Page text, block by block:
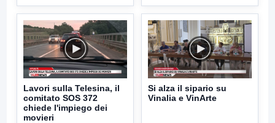
Lavori sulla Telesina, il
comitato SOS 372
chiede l'impiego dei
movieri
Si alza il sipario su
Vinalia e VinArte